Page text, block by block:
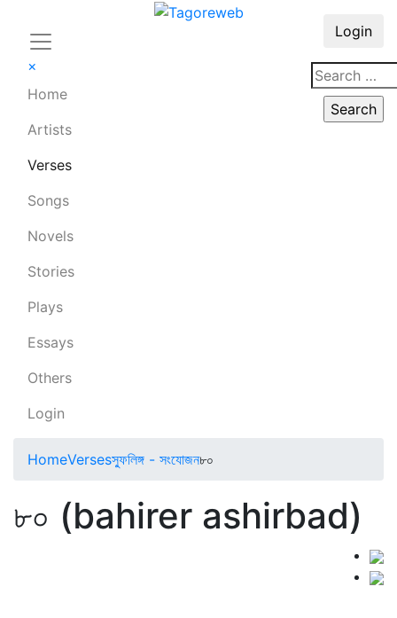
×
Home
Artists
Verses
Songs
Novels
Stories
Plays
Essays
Others
Login
Login
HomeVersesস্ফুলিঙ্গ - সংযোজন৮০
৮০ (bahirer ashirbad)